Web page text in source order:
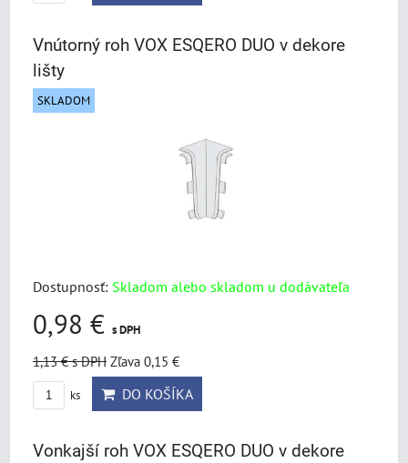
Vnútorný roh VOX ESQERO DUO v dekore
lišty
SKLADOM
Dostupnosť: Skladom alebo skladom u dodávateľa
0,98 € s DPH
1,13 €s DPH Zľava 0,15 €
ks DO KOŠÍKA
Vonkajší roh VOX ESQERO DUO v dekore